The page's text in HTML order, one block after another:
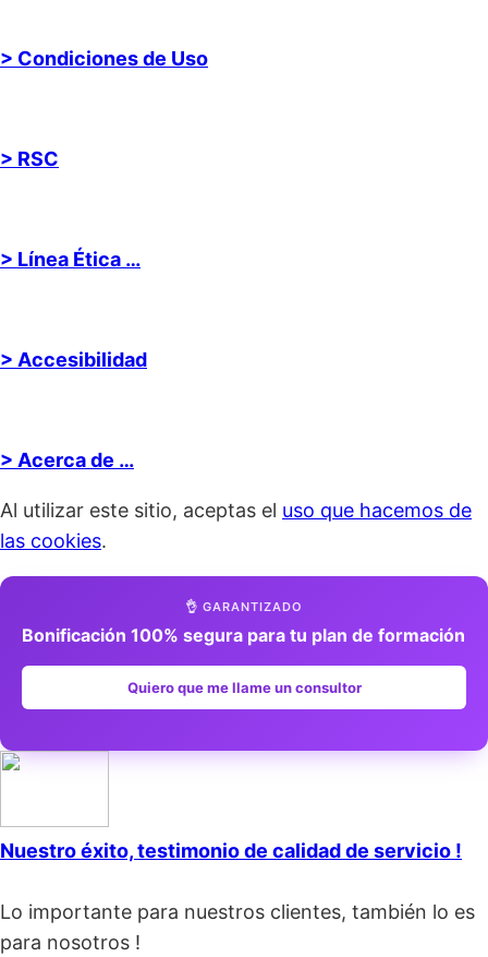
> Condiciones de Uso
> RSC
> Línea Ética …
> Accesibilidad
> Acerca de …
Al utilizar este sitio, aceptas el uso que hacemos de
las cookies.
👌 GARANTIZADO
Bonificación 100% segura para tu plan de formación
Quiero que me llame un consultor
Nuestro éxito, testimonio de calidad de servicio !
Lo importante para nuestros clientes, también lo es
para nosotros !